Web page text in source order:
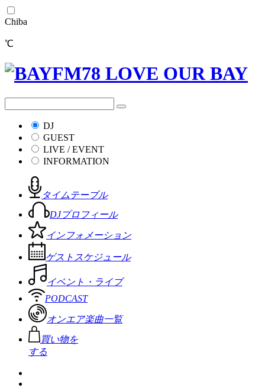
Chiba
℃
DJ
GUEST
LIVE / EVENT
INFORMATION
タイムテーブル
DJプロフィール
インフォメーション
ゲストスケジュール
イベント・ライブ
PODCAST
オンエア楽曲一覧
買い物を
する